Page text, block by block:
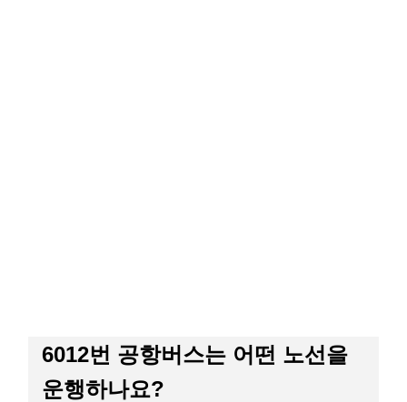
6012번 공항버스는 어떤 노선을
운행하나요?